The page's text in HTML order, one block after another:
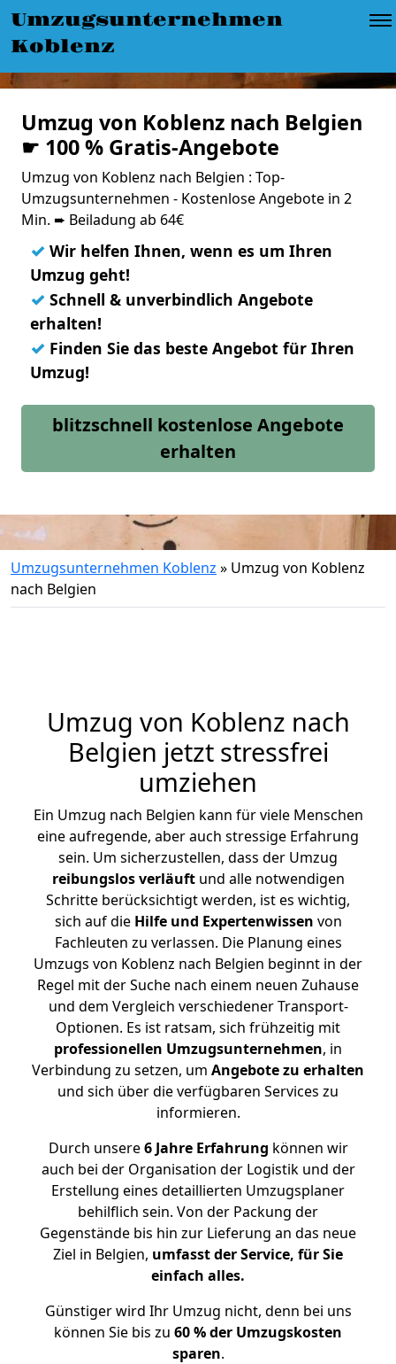
Umzugsunternehmen
Koblenz
Umzug von Koblenz nach Belgien
☛ 100 % Gratis-Angebote
Umzug von Koblenz nach Belgien : Top-
Umzugsunternehmen - Kostenlose Angebote in 2
Min. ➨ Beiladung ab 64€
✓ Wir helfen Ihnen, wenn es um Ihren
Umzug geht!
✓ Schnell & unverbindlich Angebote
erhalten!
✓ Finden Sie das beste Angebot für Ihren
Umzug!
blitzschnell kostenlose Angebote
erhalten
Umzugsunternehmen Koblenz » Umzug von Koblenz
nach Belgien
Umzug von Koblenz nach
Belgien jetzt stressfrei
umziehen
Ein Umzug nach Belgien kann für viele Menschen
eine aufregende, aber auch stressige Erfahrung
sein. Um sicherzustellen, dass der Umzug
reibungslos verläuftund alle notwendigen
Schritte berücksichtigt werden, ist es wichtig,
sich auf die Hilfe und Expertenwissen von
Fachleuten zu verlassen. Die Planung eines
Umzugs von Koblenz nach Belgien beginnt in der
Regel mit der Suche nach einem neuen Zuhause
und dem Vergleich verschiedener Transport-
Optionen. Es ist ratsam, sich frühzeitig mit
professionellen Umzugsunternehmen, in
Verbindung zu setzen, um Angebote zu erhalten
und sich über die verfügbaren Services zu
informieren.
Durch unsere6 Jahre Erfahrung können wir
auch bei der Organisation der Logistik und der
Erstellung eines detaillierten Umzugsplaner
behilflich sein. Von der Packung der
Gegenstände bis hin zur Lieferung an das neue
Ziel in Belgien, umfasst der Service, für Sie
einfach alles.
Günstiger wird Ihr Umzug nicht, denn bei uns
können Sie bis zu 60 % der Umzugskosten
sparen.